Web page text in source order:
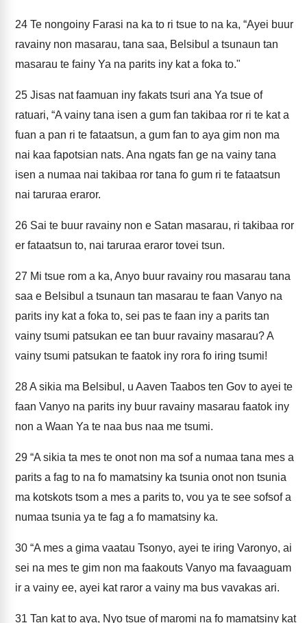
24 Te nongoiny Farasi na ka to ri tsue to na ka, “Ayei buur
ravainy non masarau, tana saa, Belsibul a tsunaun tan
masarau te fainy Ya na parits iny kat a foka to."
25 Jisas nat faamuan iny fakats tsuri ana Ya tsue of
ratuari, “A vainy tana isen a gum fan takibaa ror ri te kat a
fuan a pan ri te fataatsun, a gum fan to aya gim non ma
nai kaa fapotsian nats. Ana ngats fan ge na vainy tana
isen a numaa nai takibaa ror tana fo gum ri te fataatsun
nai taruraa eraror.
26 Sai te buur ravainy non e Satan masarau, ri takibaa ror
er fataatsun to, nai taruraa eraror tovei tsun.
27 Mi tsue rom a ka, Anyo buur ravainy rou masarau tana
saa e Belsibul a tsunaun tan masarau te faan Vanyo na
parits iny kat a foka to, sei pas te faan iny a parits tan
vainy tsumi patsukan ee tan buur ravainy masarau? A
vainy tsumi patsukan te faatok iny rora fo iring tsumi!
28A sikia ma Belsibul, u Aaven Taabos ten Gov to ayei te
faan Vanyo na parits iny buur ravainy masarau faatok iny
non a Waan Ya te naa bus naa me tsumi.
29 “A sikia ta mes te onot non ma sof a numaa tana mes a
parits a fag to na fo mamatsiny ka tsunia onot non tsunia
ma kotskots tsom a mes a parits to, vou ya te see sofsof a
numaa tsunia ya te fag a fo mamatsiny ka.
30 “A mes a gima vaatau Tsonyo, ayei te iring Varonyo, ai
sei na mes te gim non ma faakouts Vanyo ma favaaguam
ir a vainy ee, ayei kat raror a vainy ma bus vavakas ari.
31 Tan kat to aya, Nyo tsue of maromi na fo mamatsiny kat